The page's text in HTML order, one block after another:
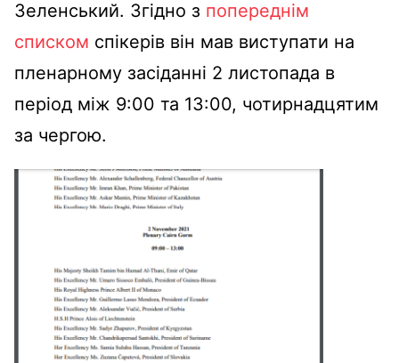
Зеленський. Згідно з попереднім
списком спікерів він мав виступати на
пленарному засіданні 2 листопада в
період між 9:00 та 13:00, чотирнадцятим
за чергою.